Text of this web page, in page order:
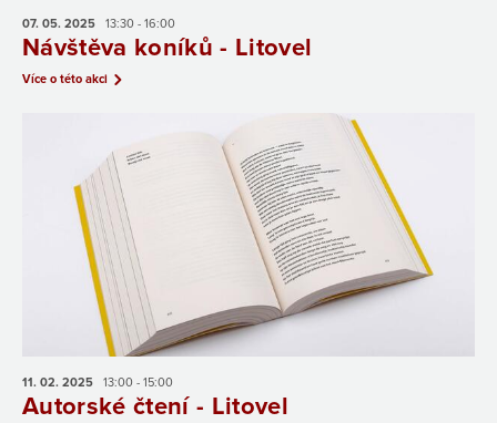
07. 05. 2025 13:30 - 16:00
Návštěva koníků - Litovel
Více o této akci
11. 02. 2025 13:00 - 15:00
Autorské čtení - Litovel